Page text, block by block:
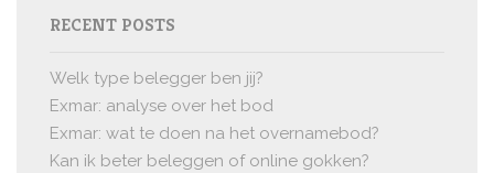
RECENT POSTS
Welk type belegger ben jij?
Exmar: analyse over het bod
Exmar: wat te doen na het overnamebod?
Kan ik beter beleggen of online gokken?